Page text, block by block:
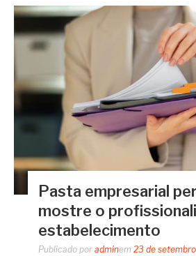
Pasta empresarial
mostre o
estabelecimento
Publicado por adminem 23 de